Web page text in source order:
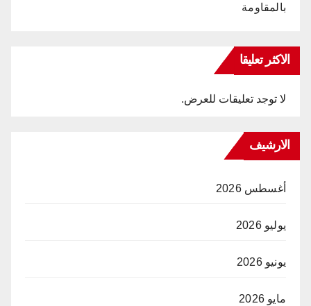
بالمقاومة
الاكثر تعليقا
لا توجد تعليقات للعرض.
الارشيف
أغسطس 2026
يوليو 2026
يونيو 2026
مايو 2026